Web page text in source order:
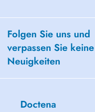
Folgen Sie uns und
verpassen Sie keine
Neuigkeiten
Doctena